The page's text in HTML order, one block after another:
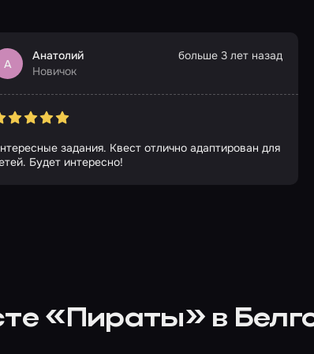
А
Анатолий
Новичок
больше 3 лет назад
задания. Квест отлично адаптирован для
Будет интересно!
«Пираты» в